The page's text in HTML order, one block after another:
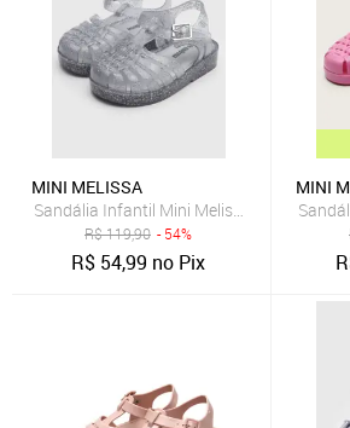
MINI MELISSA
Sandália Infantil Mini Melissa Possession
R$119,90 - 54%
R$ 54,99 no Pix
MINI